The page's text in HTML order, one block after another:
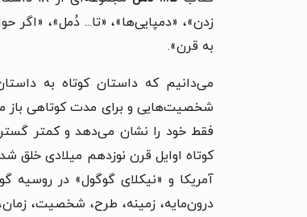
زدن»، «دمپایی‌ها»، «تا... دُمل»، «اگر
به قرن».
می‌دانیم که داستان کوتاه به
شخصیت‌هایی و برای مدت کوتاهی باز
فقط خود را نشان می‌دهد و کمتر
کوتاه اوایل قرن نوزدهم میلادی خلق
آمریکا و «نیکلای گوگول» در روسیه
درون‌مایه، زمینه، طرح، شخصیت،